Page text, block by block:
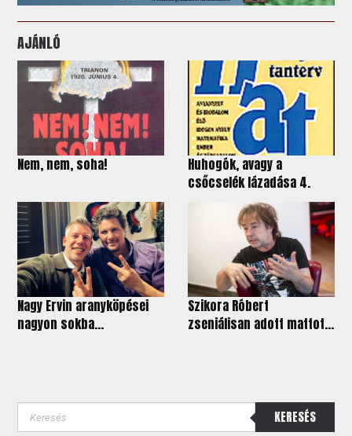
AJÁNLÓ
Nem, nem, soha!
Huhogók, avagy a
csőcselék lázadása 4.
Nagy Ervin aranyköpései
nagyon sokba...
Szikora Róbert
zseniálisan adott mattot...
KERESÉS